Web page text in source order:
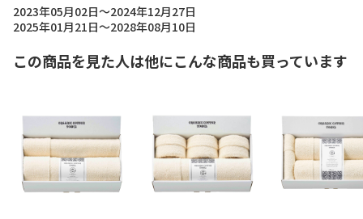
2023年05月02日～2024年12月27日
2025年01月21日～2028年08月10日
この商品を見た人は他にこんな商品も買っています